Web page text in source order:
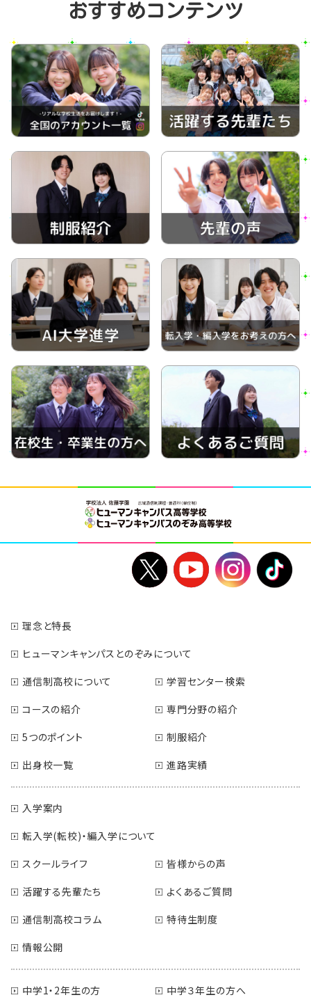
おすすめコンテンツ
理念と特長
ヒューマンキャンパスとのぞみについて
通信制高校について
学習センター検索
コースの紹介
専門分野の紹介
5つのポイント
制服紹介
出身校一覧
進路実績
入学案内
転入学(転校)・編入学について
スクールライフ
皆様からの声
活躍する先輩たち
よくあるご質問
通信制高校コラム
特待生制度
情報公開
中学1・2年生の方 中学３年生の方へ